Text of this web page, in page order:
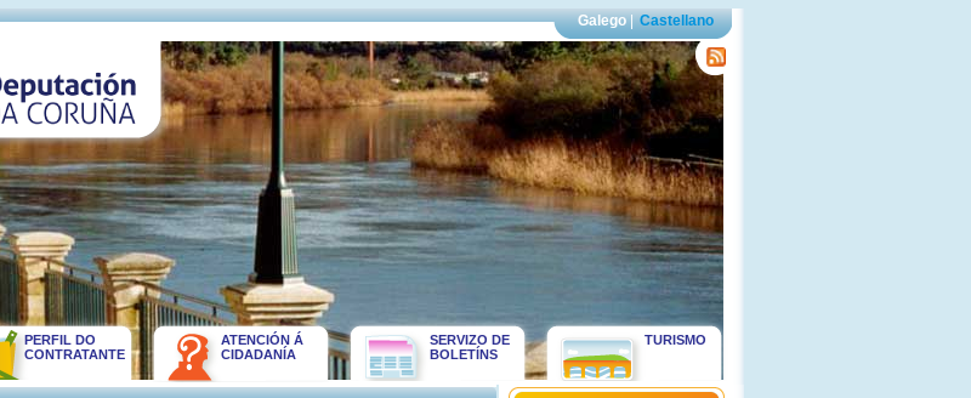
Galego| Castellano
PERFIL DO
CONTRATANTE
ATENCIÓN Á
CIDADANÍA
SERVIZO DE
BOLETÍNS
TURISMO